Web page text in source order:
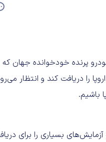
را دریافت کند و انتظار
باشیم.
بسیاری را برای